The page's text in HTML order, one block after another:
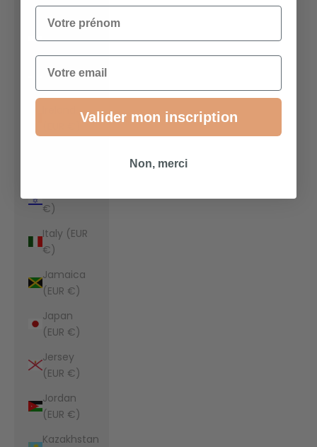
Indonesia
(EUR €)
Iraq (EUR
€)
Italy (EUR
€)
Jamaica
(EUR €)
Japan
(EUR €)
Jersey
(EUR €)
Jordan
(EUR €)
Kazakhstan
Votre prénom
Email
Valider mon inscription
Non, merci